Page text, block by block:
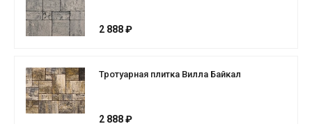
2 888 ₽
Тротуарная плитка Вилла Байкал
2 888 ₽